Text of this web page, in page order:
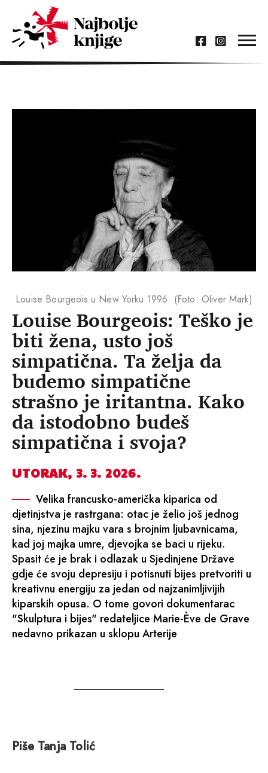
Louise Bourgeois: Teško je
biti žena, usto još
simpatična. Ta želja da
budemo simpatične
strašno je iritantna. Kako
da istodobno budeš
simpatična i svoja?
UTORAK, 3. 3. 2026.
Velika francusko-američka kiparica od
djetinjstva je rastrgana: otac je želio još jednog
sina, njezinu majku vara s brojnim ljubavnicama,
kad joj majka umre, djevojka se baci u rijeku.
Spasit će je brak i odlazak u Sjedinjene Države
gdje će svoju depresiju i potisnuti bijes pretvoriti u
kreativnu energiju za jedan od najzanimljivijih
kiparskih opusa. O tome govori dokumentarac
"Skulptura i bijes" redateljice Marie-Ève de Grave
nedavno prikazan u sklopu Arterije
Louise Bourgeois u New Yorku 1996. (Foto: Oliver Mark)
Piše Tanja Tolić